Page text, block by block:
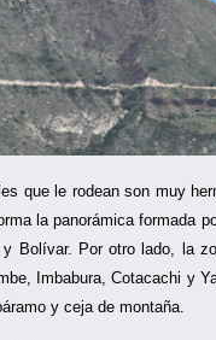
que le rodean son muy
la panorámica formada
Bolívar. Por otro lado, la
Imbabura, Cotacachi y
y ceja de montaña.